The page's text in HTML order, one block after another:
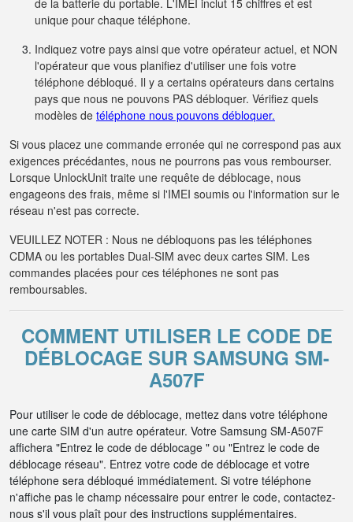
de la batterie du portable. L'IMEI inclut 15 chiffres et est
unique pour chaque téléphone.
Indiquez votre pays ainsi que votre opérateur actuel, et NON
l'opérateur que vous planifiez d'utiliser une fois votre
téléphone débloqué. Il y a certains opérateurs dans certains
pays que nous ne pouvons PAS débloquer. Vérifiez quels
modèles de téléphone nous pouvons débloquer.
Si vous placez une commande erronée qui ne correspond pas aux
exigences précédantes, nous ne pourrons pas vous rembourser.
Lorsque UnlockUnit traite une requête de déblocage, nous
engageons des frais, même si l'IMEI soumis ou l'information sur le
réseau n'est pas correcte.
VEUILLEZ NOTER : Nous ne débloquons pas les téléphones
CDMA ou les portables Dual-SIM avec deux cartes SIM. Les
commandes placées pour ces téléphones ne sont pas
remboursables.
COMMENT UTILISER LE CODE DE
DÉBLOCAGE SUR SAMSUNG SM-
A507F
Pour utiliser le code de déblocage, mettez dans votre téléphone
une carte SIM d'un autre opérateur. Votre Samsung SM-A507F
affichera "Entrez le code de déblocage " ou "Entrez le code de
déblocage réseau". Entrez votre code de déblocage et votre
téléphone sera débloqué immédiatement. Si votre téléphone
n'affiche pas le champ nécessaire pour entrer le code, contactez-
nous s'il vous plaît pour des instructions supplémentaires.